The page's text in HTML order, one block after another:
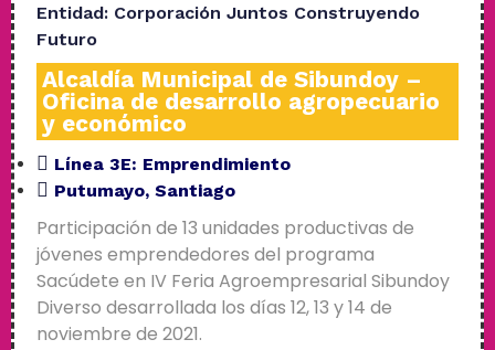
Entidad: Corporación Juntos Construyendo
Futuro
Alcaldía Municipal de Sibundoy –
Oficina de desarrollo agropecuario
y económico
Línea 3E: Emprendimiento
Putumayo, Santiago
Participación de 13 unidades productivas de
jóvenes emprendedores del programa
Sacúdete en IV Feria Agroempresarial Sibundoy
Diverso desarrollada los días 12, 13 y 14 de
noviembre de 2021.